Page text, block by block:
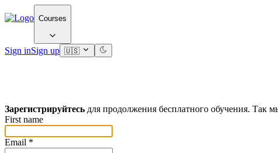
Courses
Sign inSign up 🇺🇸
Зарегистрируйтесь для продолжения бесплатного обучения. Так
First name
Email *